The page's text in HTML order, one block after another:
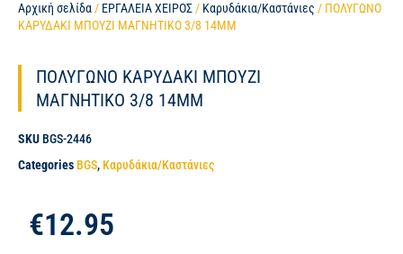
Αρχική σελίδα / ΕΡΓΑΛΕΙΑ ΧΕΙΡΟΣ / Καρυδάκια/Καστάνιες / ΠΟΛΥΓΩΝΟ
ΚΑΡΥΔΑΚΙ ΜΠΟΥΖΙ ΜΑΓΝΗΤΙΚΟ 3/8 14MM
ΠΟΛΥΓΩΝΟ ΚΑΡΥΔΑΚΙ ΜΠΟΥΖΙ
ΜΑΓΝΗΤΙΚΟ 3/8 14MM
SKU BGS-2446
Categories BGS, Καρυδάκια/Καστάνιες
€12.95